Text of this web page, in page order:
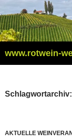
Inhalt
springen
www.rotwein-
AKTUELLE